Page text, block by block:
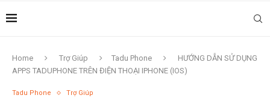
Home Trợ Giúp Tadu Phone
HƯỚNG DẪN SỬ DỤNG
APPS TADUPHONE TRÊN ĐIỆN THOẠI IPHONE (IOS)
Tadu Phone Trợ Giúp